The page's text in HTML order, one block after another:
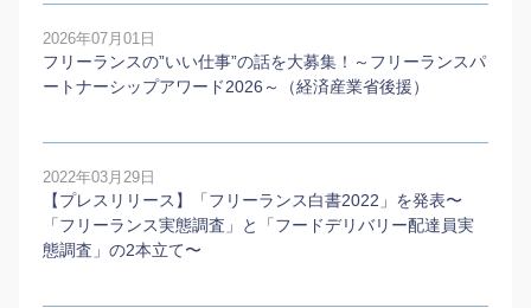
2026年07月01日
フリーランスの”いい仕事”の話を大募集！～フリーランスパ
ートナーシップアワード2026～（経済産業省後援）
2022年03月29日
【プレスリリース】「フリーランス白書2022」を発表〜
「フリーランス実態調査」と「フードデリバリー配達員実
態調査」の2本⽴て〜